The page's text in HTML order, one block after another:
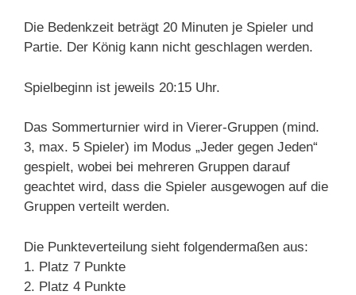
Die Bedenkzeit beträgt 20 Minuten je Spieler und
Partie. Der König kann nicht geschlagen werden.
Spielbeginn ist jeweils 20:15 Uhr.
Das Sommerturnier wird in Vierer-Gruppen (mind.
3, max. 5 Spieler) im Modus „Jeder gegen Jeden“
gespielt, wobei bei mehreren Gruppen darauf
geachtet wird, dass die Spieler ausgewogen auf die
Gruppen verteilt werden.
Die Punkteverteilung sieht folgendermaßen aus:
1. Platz 7 Punkte
2. Platz 4 Punkte